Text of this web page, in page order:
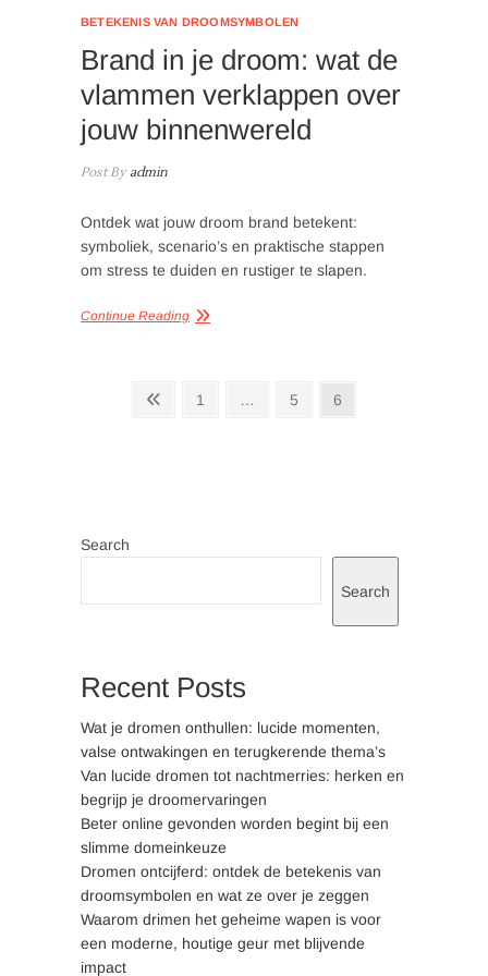
BETEKENIS VAN DROOMSYMBOLEN
Brand in je droom: wat de
vlammen verklappen over
jouw binnenwereld
Post Byadmin
Ontdek wat jouw droom brand betekent:
symboliek, scenario’s en praktische stappen
om stress te duiden en rustiger te slapen.
Continue Reading
Posts
PreviousPage
1 … Page
5 Page
6
Search
Search
Recent Posts
Wat je dromen onthullen: lucide momenten,
valse ontwakingen en terugkerende thema’s
Van lucide dromen tot nachtmerries: herken en
begrijp je droomervaringen
Beter online gevonden worden begint bij een
slimme domeinkeuze
Dromen ontcijferd: ontdek de betekenis van
droomsymbolen en wat ze over je zeggen
Waarom drimen het geheime wapen is voor
een moderne, houtige geur met blijvende
impact